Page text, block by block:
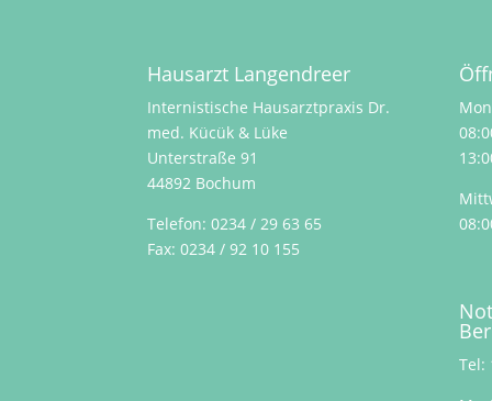
Hausarzt Langendreer
Internistische Hausarztpraxis Dr.
med. Kücük & Lüke
Unterstraße 91
44892 Bochum
Telefon:0234 / 29 63 65
Fax: 0234 / 92 10 155
Tel: